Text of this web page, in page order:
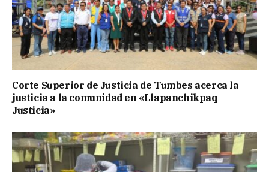
Corte Superior de Justicia de Tumbes acerca la
justicia a la comunidad en «Llapanchikpaq
Justicia»